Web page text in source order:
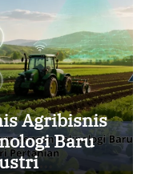
Agribisnis
Baru